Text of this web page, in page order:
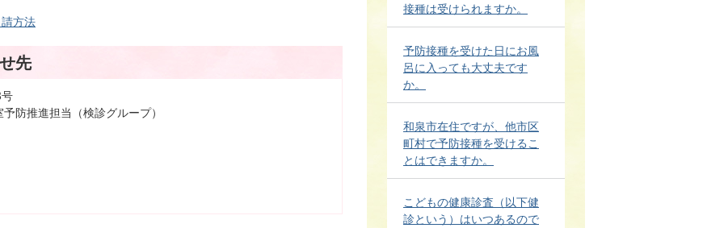
方法
先
防推進担当（検診グループ）
接種は受けられますか。
予防接種を受けた日にお風
呂に入っても大丈夫です
か。
和泉市在住ですが、他市区
町村で予防接種を受けるこ
とはできますか。
こどもの健康診査（以下健
診という）はいつあるので